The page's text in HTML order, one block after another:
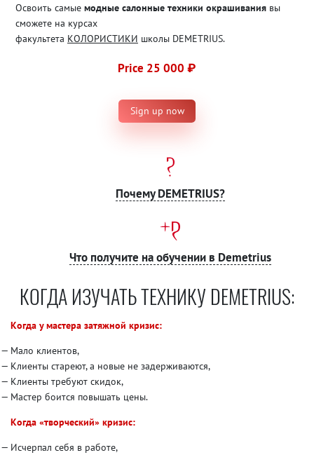
Освоить самые модные салонные техники окрашивания вы
сможете на курсах
факультета КОЛОРИСТИКИ школы DEMETRIUS.
Price 25 000 ₽
Sign up now
Почему DEMETRIUS?
Что получите на обучении в Demetrius
КОГДА ИЗУЧАТЬ ТЕХНИКУ DEMETRIUS:
Когда у мастера затяжной кризис:
Мало клиентов,
Клиенты стареют, а новые не задерживаются,
Клиенты требуют скидок,
Мастер боится повышать цены.
Когда «творческий» кризис:
Исчерпал себя в работе,